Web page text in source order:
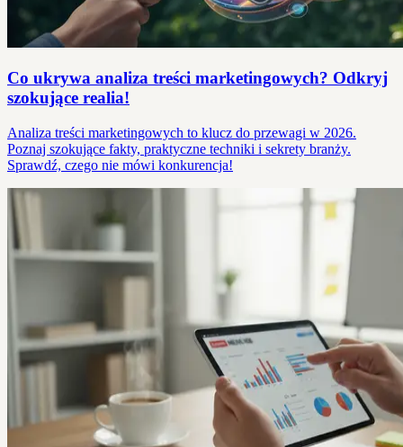
Co ukrywa analiza treści marketingowych? Odkryj
szokujące realia!
Analiza treści marketingowych to klucz do przewagi w 2026.
Poznaj szokujące fakty, praktyczne techniki i sekrety branży.
Sprawdź, czego nie mówi konkurencja!